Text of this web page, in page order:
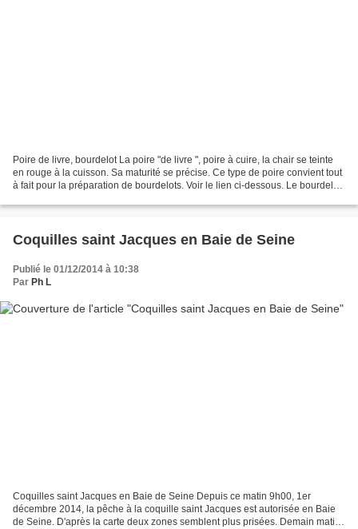
Poire de livre, bourdelot La poire "de livre ", poire à cuire, la chair se teinte
en rouge à la cuisson. Sa maturité se précise. Ce type de poire convient tout
à fait pour la préparation de bourdelots. Voir le lien ci-dessous. Le bourdelot
Coquilles saint Jacques en Baie de Seine
Publié le 01/12/2014 à 10:38
Par Ph L
Coquilles saint Jacques en Baie de Seine Depuis ce matin 9h00, 1er
décembre 2014, la pêche à la coquille saint Jacques est autorisée en Baie
de Seine. D'après la carte deux zones semblent plus prisées. Demain matin